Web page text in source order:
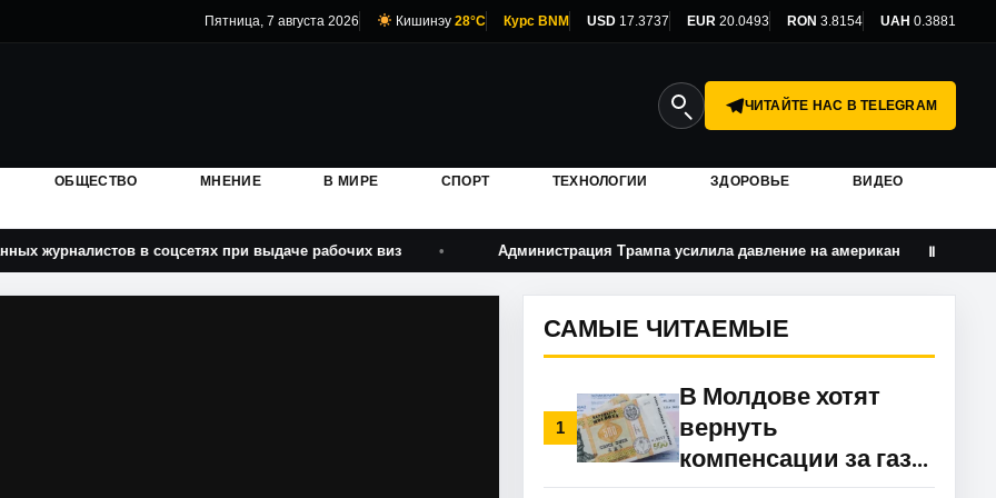
Пятница, 7 августа 2026 Кишинэу 28°C Курс BNM USD 17.3737 EUR 20.0493 RON 3.8154 UAH 0.3881
ЧИТАЙТЕ НАС В TELEGRAM
ОБЩЕСТВО МНЕНИЕ В МИРЕ СПОРТ ТЕХНОЛОГИИ ЗДОРОВЬЕ ВИДЕО
в соцсетях при выдаче рабочих виз Администрация Трампа усилила давление на американские университеты
Ⅱ
САМЫЕ ЧИТАЕМЫЕ
1
В Молдове хотят
вернуть
компенсации за газ
прямо в счета: